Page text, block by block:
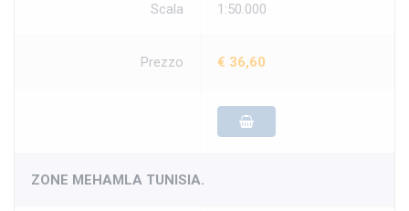
Scala 1:50.000
Prezzo € 36,60
ZONE MEHAMLA TUNISIA.